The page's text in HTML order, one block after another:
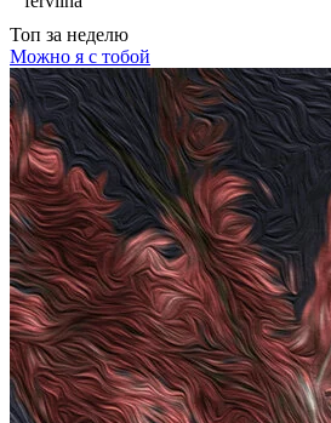
Топ за неделю
Можно я с тобой